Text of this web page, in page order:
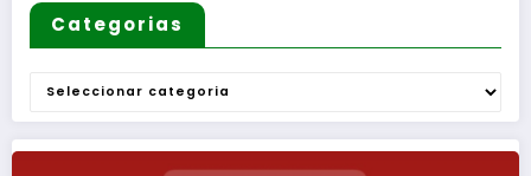
Categorias
Categorias